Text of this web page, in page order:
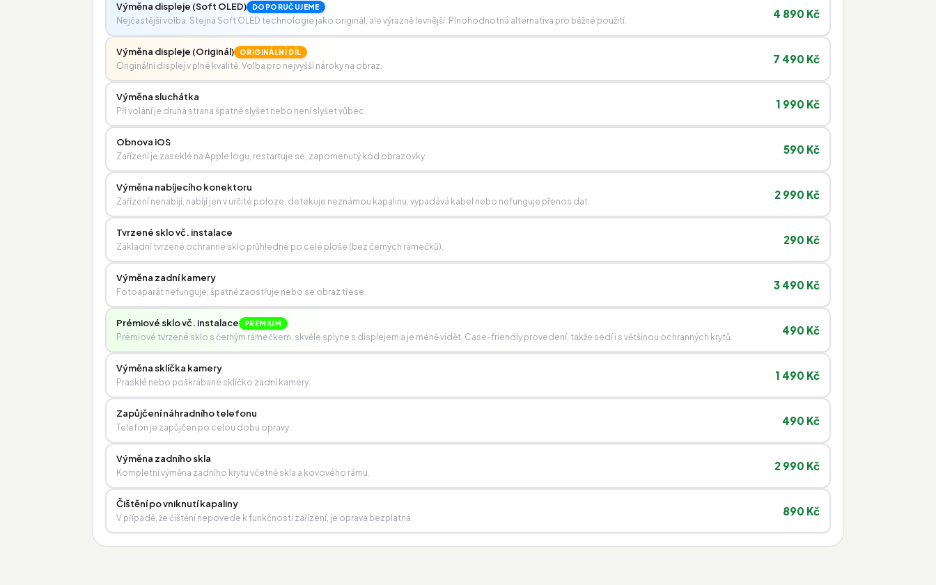
Výměna displeje (Soft OLED) DOPORUČUJEME
Nejčastější volba. Stejná Soft OLED technologie jako originál, ale výrazně levnější. Plnohodnotná alternativa pro běžné použití.
4 890 Kč
Výměna displeje (Originál) ORIGINÁLNÍ DÍL
Originální displej v plné kvalitě. Volba pro nejvyšší nároky na obraz.
7 490 Kč
Výměna sluchátka
Při volání je druhá strana špatně slyšet nebo není slyšet vůbec.
1 990 Kč
Obnova iOS
Zařízení je zaseklé na Apple logu, restartuje se, zapomenutý kód obrazovky.
590 Kč
Výměna nabíjecího konektoru
Zařízení nenabíjí, nabíjí jen v určité poloze, detekuje neznámou kapalinu, vypadává kabel nebo nefunguje přenos dat.
2 990 Kč
Tvrzené sklo vč. instalace
Základní tvrzené ochranné sklo průhledné po celé ploše (bez černých rámečků).
290 Kč
Výměna zadní kamery
Fotoaparát nefunguje, špatně zaostřuje nebo se obraz třese.
3 490 Kč
Prémiové sklo vč. instalace PREMIUM
Prémiové tvrzené sklo s černým rámečkem, skvěle splyne s displejem a je méně vidět. Case-friendly provedení, takže sedí i s většinou ochranných krytů.
490 Kč
Výměna sklíčka kamery
Prasklé nebo poškrábané sklíčko zadní kamery.
1 490 Kč
Zapůjčení náhradního telefonu
Telefon je zapůjčen po celou dobu opravy.
490 Kč
Výměna zadního skla
Kompletní výměna zadního krytu včetně skla a kovového rámu.
2 990 Kč
Čištění po vniknutí kapaliny
V případě, že čištění nepovede k funkčnosti zařízení, je oprava bezplatná.
890 Kč